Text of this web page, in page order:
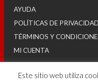
AYUDA
POLÍTICAS DE PRIVACIDAD
TÉRMINOS Y
MI CUENTA
Este sitio web utiliza